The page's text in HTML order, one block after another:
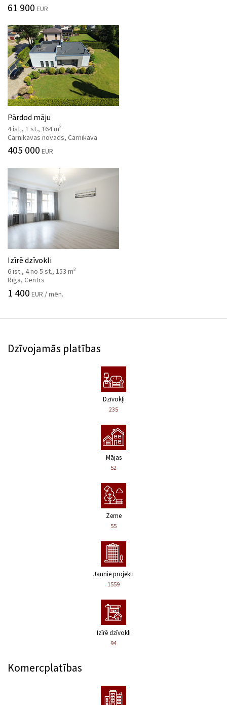
61 900 EUR
Pārdod māju
4 ist., 1 st., 164 m2
Carnikavas novads, Carnikava
405 000 EUR
Izīrē dzīvokli
6 ist., 4 no 5 st., 153 m2
Rīga, Centrs
1 400 EUR / mēn.
Dzīvojamās platības
Dzīvokļi
235
Mājas
52
Zeme
55
Jaunie projekti
1559
Izīrē dzīvokli
94
Komercplatības